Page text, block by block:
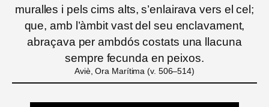
muralles i pels cims alts, s’enlairava vers el cel;
que, amb l’àmbit vast del seu enclavament,
abraçava per ambdós costats una llacuna
sempre fecunda en peixos.
Aviè, Ora Marítima (v. 506–514)